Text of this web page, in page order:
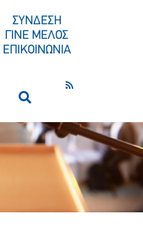
ΣΥΝΔΕΣΗ
ΓΙΝΕ ΜΕΛΟΣ
ΕΠΙΚΟΙΝΩΝΙΑ